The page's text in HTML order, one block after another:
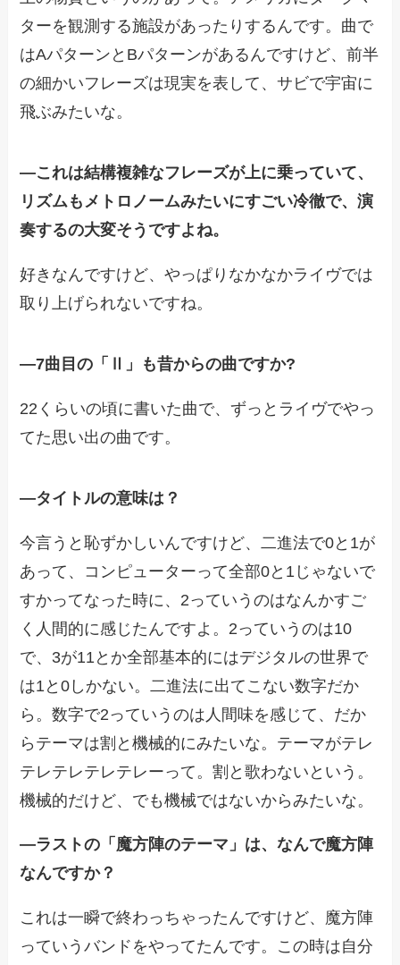
ターを観測する施設があったりするんです。曲で
はAパターンとBパターンがあるんですけど、前半
の細かいフレーズは現実を表して、サビで宇宙に
飛ぶみたいな。
―これは結構複雑なフレーズが上に乗っていて、
リズムもメトロノームみたいにすごい冷徹で、演
奏するの大変そうですよね。
好きなんですけど、やっぱりなかなかライヴでは
取り上げられないですね。
―7曲目の「Ⅱ」も昔からの曲ですか?
22くらいの頃に書いた曲で、ずっとライヴでやっ
てた思い出の曲です。
―タイトルの意味は？
今言うと恥ずかしいんですけど、二進法で0と1が
あって、コンピューターって全部0と1じゃないで
すかってなった時に、2っていうのはなんかすご
く人間的に感じたんですよ。2っていうのは10
で、3が11とか全部基本的にはデジタルの世界で
は1と0しかない。二進法に出てこない数字だか
ら。数字で2っていうのは人間味を感じて、だか
らテーマは割と機械的にみたいな。テーマがテレ
テレテレテレテレーって。割と歌わないという。
機械的だけど、でも機械ではないからみたいな。
―ラストの「魔方陣のテーマ」は、なんで魔方陣
なんですか？
これは一瞬で終わっちゃったんですけど、魔方陣
っていうバンドをやってたんです。この時は自分